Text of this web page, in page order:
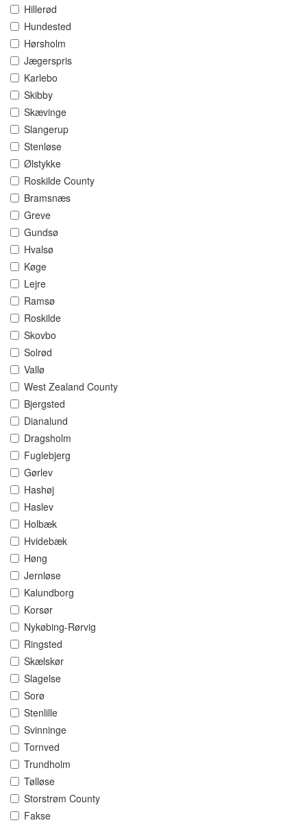
Hillerød
Hundested
Hørsholm
Jægerspris
Karlebo
Skibby
Skævinge
Slangerup
Stenløse
Ølstykke
Roskilde County
Bramsnæs
Greve
Gundsø
Hvalsø
Køge
Lejre
Ramsø
Roskilde
Skovbo
Solrød
Vallø
West Zealand County
Bjergsted
Dianalund
Dragsholm
Fuglebjerg
Gørlev
Hashøj
Haslev
Holbæk
Hvidebæk
Høng
Jernløse
Kalundborg
Korsør
Nykøbing-Rørvig
Ringsted
Skælskør
Slagelse
Sorø
Stenlille
Svinninge
Tornved
Trundholm
Tølløse
Storstrøm County
Fakse